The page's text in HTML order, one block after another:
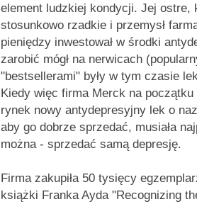
element ludzkiej kondycji. Jej ostre,
stosunkowo rzadkie i przemysł
pieniędzy inwestował w środki
zarobić mógł na nerwicach
"bestsellerami" były w tym czasie
Kiedy więc firma Merck na początku
rynek nowy antydepresyjny lek o
aby go dobrze sprzedać, musiała
można - sprzedać samą depresję.
Firma zakupiła 50 tysięcy
książki Franka Ayda "Recognizing